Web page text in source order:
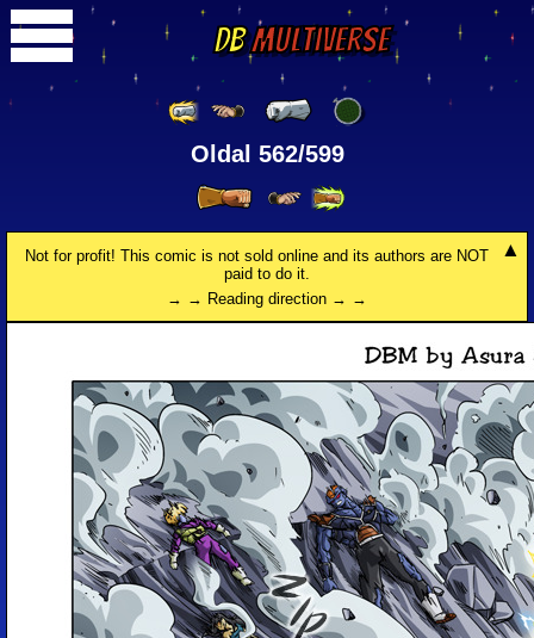
DBMultiverse
Oldal 562/599
Not for profit! This comic is not sold online and its authors are NOT
paid to do it.
→ → Reading direction → →